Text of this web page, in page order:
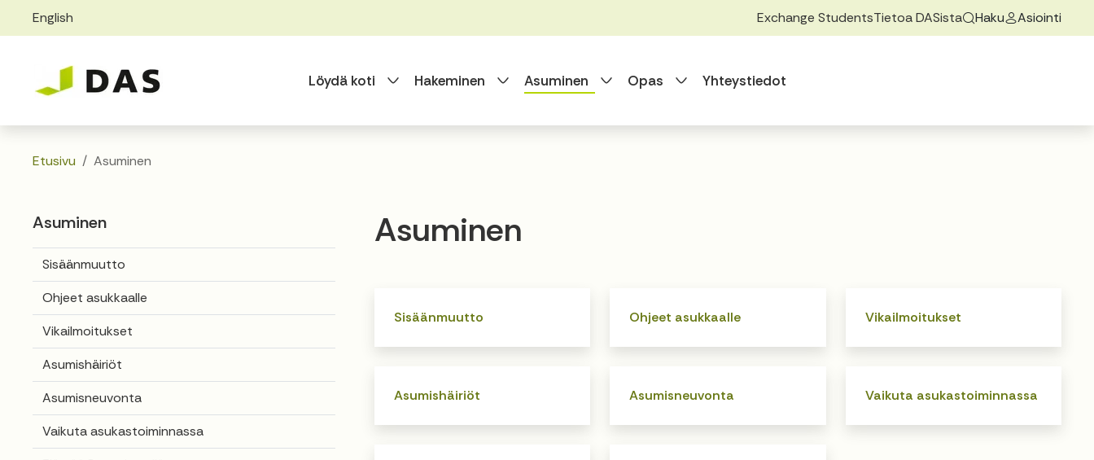
Skip to main content
English Exchange StudentsTietoa DASista Haku Asiointi
Löydä koti Vaihda alasvetovalikkoa
Hakeminen Vaihda alasvetovalikkoa
Asuminen Vaihda alasvetovalikkoa
Opas Vaihda alasvetovalikkoa
Yhteystiedot
Etusivu Asuminen
Asuminen
Sisäänmuutto
Ohjeet asukkaalle
Vikailmoitukset
Asumishäiriöt
Asumisneuvonta
Vaikuta asukastoiminnassa
Asuminen
Sisäänmuutto Ohjeet asukkaalle Vikailmoitukset
Asumishäiriöt Asumisneuvonta Vaikuta asukastoiminnassa